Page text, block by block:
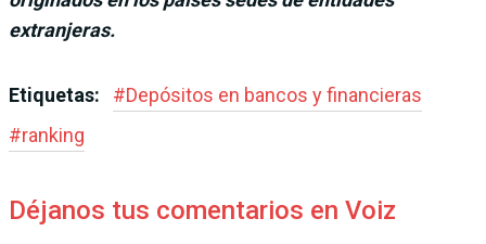
extranjeras.
Etiquetas: #Depósitos en bancos y financieras
#ranking
Déjanos tus comentarios en Voiz